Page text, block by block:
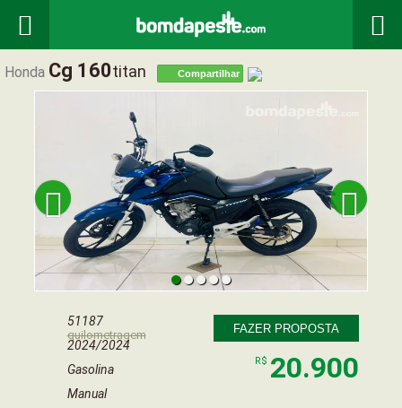
 
Honda Cg 160Titan Compartilhar
 
51187
quilometragem
2024/2024
Gasolina
Manual
FAZER PROPOSTA
R$ 20.900